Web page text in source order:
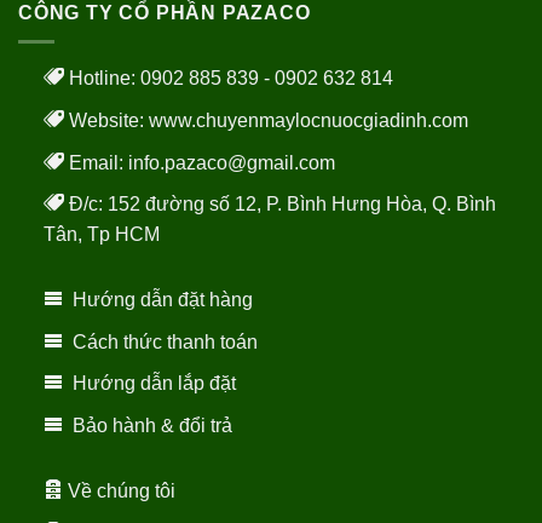
CÔNG TY CỔ PHẦN PAZACO
Hotline: 0902 885 839 - 0902 632 814
Website: www.chuyenmaylocnuocgiadinh.com
Email: info.pazaco@gmail.com
Đ/c: 152 đường số 12, P. Bình Hưng Hòa, Q. Bình
Tân, Tp HCM
Hướng dẫn đặt hàng
Cách thức thanh toán
Hướng dẫn lắp đặt
Bảo hành & đổi trả
Về chúng tôi